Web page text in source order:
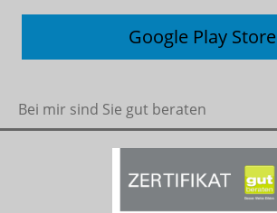
Google Play Store
Bei mir sind Sie gut beraten